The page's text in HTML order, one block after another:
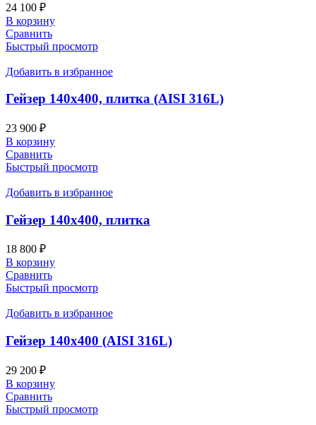
24 100 ₽
В корзину
Сравнить
Быстрый просмотр
Добавить в избранное
Гейзер 140х400, плитка (AISI 316L)
23 900 ₽
В корзину
Сравнить
Быстрый просмотр
Добавить в избранное
Гейзер 140х400, плитка
18 800 ₽
В корзину
Сравнить
Быстрый просмотр
Добавить в избранное
Гейзер 140х400 (AISI 316L)
29 200 ₽
В корзину
Сравнить
Быстрый просмотр